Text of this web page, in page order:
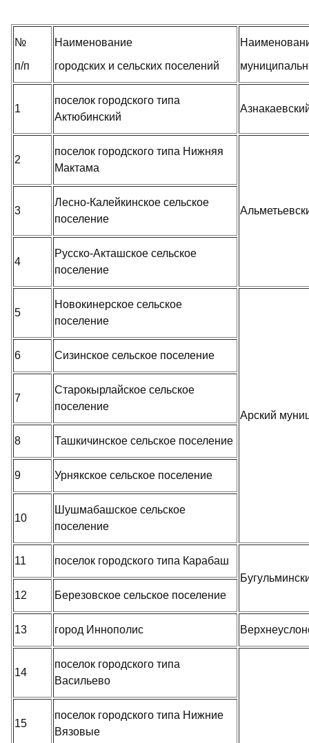
№
п/п
Наименование
городских и сельских поселений
1
поселок городского типа
Актюбинский
2
поселок городского типа Нижняя
Мактама
3
Лесно-Калейкинское сельское
поселение
4
Русско-Акташское сельское
поселение
5
Новокинерское сельское
поселение
Арский
6 Сизинское сельское поселение
7
Старокырлайское сельское
поселение
8 Ташкичинское сельское поселение
9 Урнякское сельское поселение
10
Шушмабашское сельское
поселение
11
поселок городского типа Карабаш
12
Березовское сельское поселение
13 город Иннополис
14
поселок городского типа
Васильево
15
поселок городского типа Нижние
Вязовые